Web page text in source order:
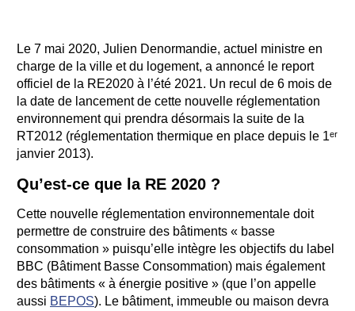
Le 7 mai 2020, Julien Denormandie, actuel ministre en
charge de la ville et du logement, a annoncé le report
officiel de la RE2020 à l’été 2021. Un recul de 6 mois de
la date de lancement de cette nouvelle réglementation
environnement qui prendra désormais la suite de la
RT2012 (réglementation thermique en place depuis le 1ᵉʳ
janvier 2013).
Qu’est-ce que la RE 2020 ?
Cette nouvelle réglementation environnementale doit
permettre de construire des bâtiments « basse
consommation » puisqu’elle intègre les objectifs du label
BBC (Bâtiment Basse Consommation) mais également
des bâtiments « à énergie positive » (que l’on appelle
aussi BEPOS). Le bâtiment, immeuble ou maison devra